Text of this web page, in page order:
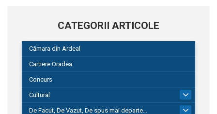
CATEGORII ARTICOLE
Cămara din Ardeal
Cartiere Oradea
Concurs
Cultural
De Facut, De Vazut, De spus mai departe…
580